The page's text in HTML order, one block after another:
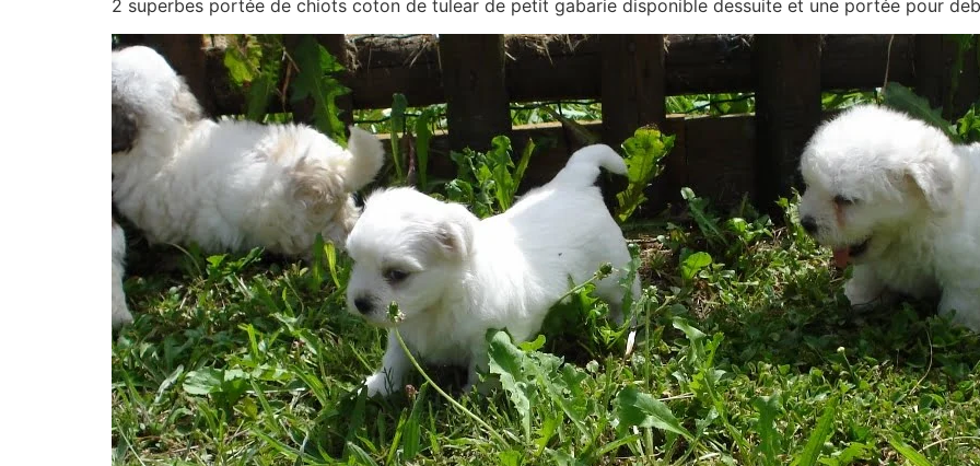
2 superbes portée de chiots coton de tulear de petit gabarie disponible dessuite et une portée pour